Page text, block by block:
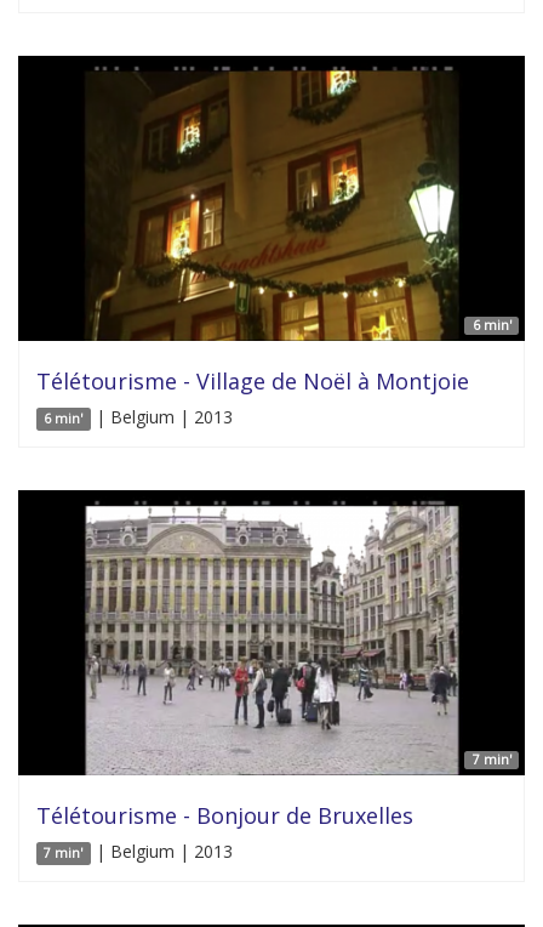
6 min'
Télétourisme - Village de Noël à Montjoie
6 min' | Belgium | 2013
7 min'
Télétourisme - Bonjour de Bruxelles
7 min' | Belgium | 2013